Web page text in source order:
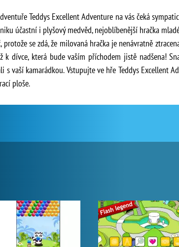
Teddys Excellent Adventure na vás čeká
účastní i plyšový medvěd, nejoblíbenější hračka
protože se zdá, že milovaná hračka je nenávratně
k dívce, která bude vaším příchodem jistě nadšena!
s vaší kamarádkou. Vstupujte ve hře Teddys Excellent
ploše.